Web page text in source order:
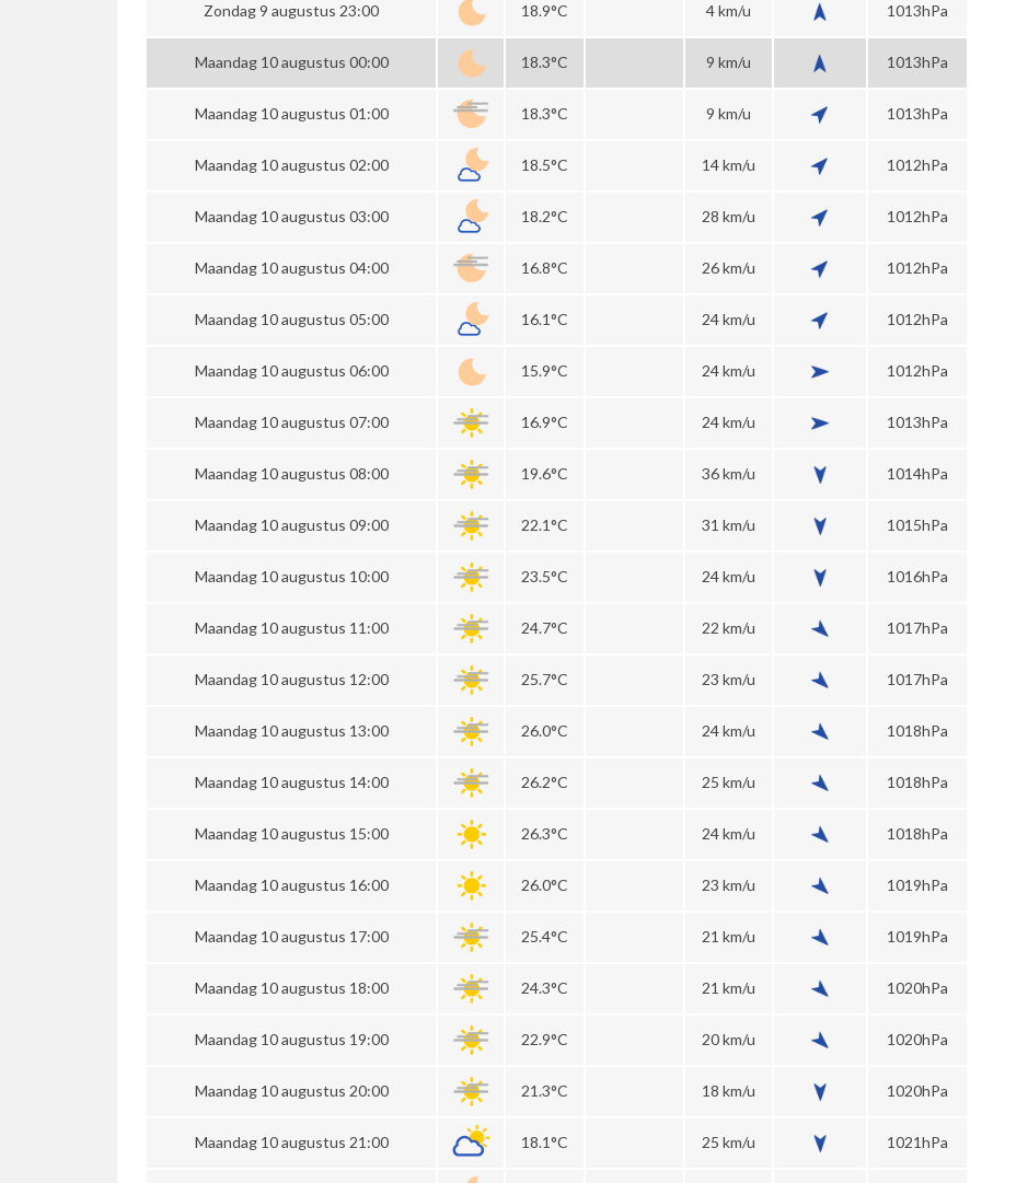
Zondag 9 augustus 23:00 18.9°C 4 km/u 1013hPa
Maandag 10 augustus 00:00 18.3°C 9 km/u 1013hPa
Maandag 10 augustus 01:00 18.3°C 9 km/u 1013hPa
Maandag 10 augustus 02:00 18.5°C 14 km/u 1012hPa
Maandag 10 augustus 03:00 18.2°C 28 km/u 1012hPa
Maandag 10 augustus 04:00 16.8°C 26 km/u 1012hPa
Maandag 10 augustus 05:00 16.1°C 24 km/u 1012hPa
Maandag 10 augustus 06:00 15.9°C 24 km/u 1012hPa
Maandag 10 augustus 07:00 16.9°C 24 km/u 1013hPa
Maandag 10 augustus 08:00 19.6°C 36 km/u 1014hPa
Maandag 10 augustus 09:00 22.1°C 31 km/u 1015hPa
Maandag 10 augustus 10:00 23.5°C 24 km/u 1016hPa
Maandag 10 augustus 11:00 24.7°C 22 km/u 1017hPa
Maandag 10 augustus 12:00 25.7°C 23 km/u 1017hPa
Maandag 10 augustus 13:00 26.0°C 24 km/u 1018hPa
Maandag 10 augustus 14:00 26.2°C 25 km/u 1018hPa
Maandag 10 augustus 15:00 26.3°C 24 km/u 1018hPa
Maandag 10 augustus 16:00 26.0°C 23 km/u 1019hPa
Maandag 10 augustus 17:00 25.4°C 21 km/u 1019hPa
Maandag 10 augustus 18:00 24.3°C 21 km/u 1020hPa
Maandag 10 augustus 19:00 22.9°C 20 km/u 1020hPa
Maandag 10 augustus 20:00 21.3°C 18 km/u 1020hPa
Maandag 10 augustus 21:00 18.1°C 25 km/u 1021hPa